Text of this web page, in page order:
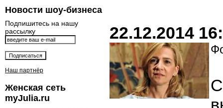
Новости шоу-бизнеса
Подпишитесь на нашу
рассылку
Наш партнёр
Женская сеть
myJulia.ru
22.12.2014